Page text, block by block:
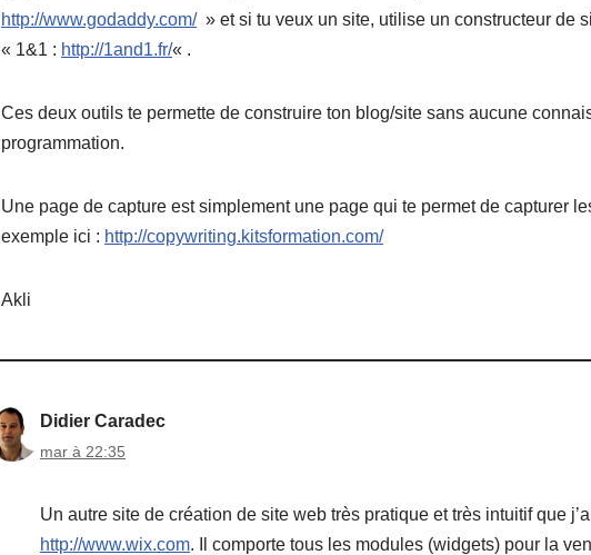
http://www.godaddy.com/» et si tu veux un site, utilise un constructeur de
« 1&1 : http://1and1.fr/« .
Ces deux outils te permette de construire ton blog/site sans aucune
programmation.
Une page de capture est simplement une page qui te permet de capturer
exemple ici : http://copywriting.kitsformation.com/
Akli
Didier Caradec
mar à 22:35
Un autre site de création de site web très pratique et très intuitif que
http://www.wix.com. Il comporte tous les modules (widgets) pour la